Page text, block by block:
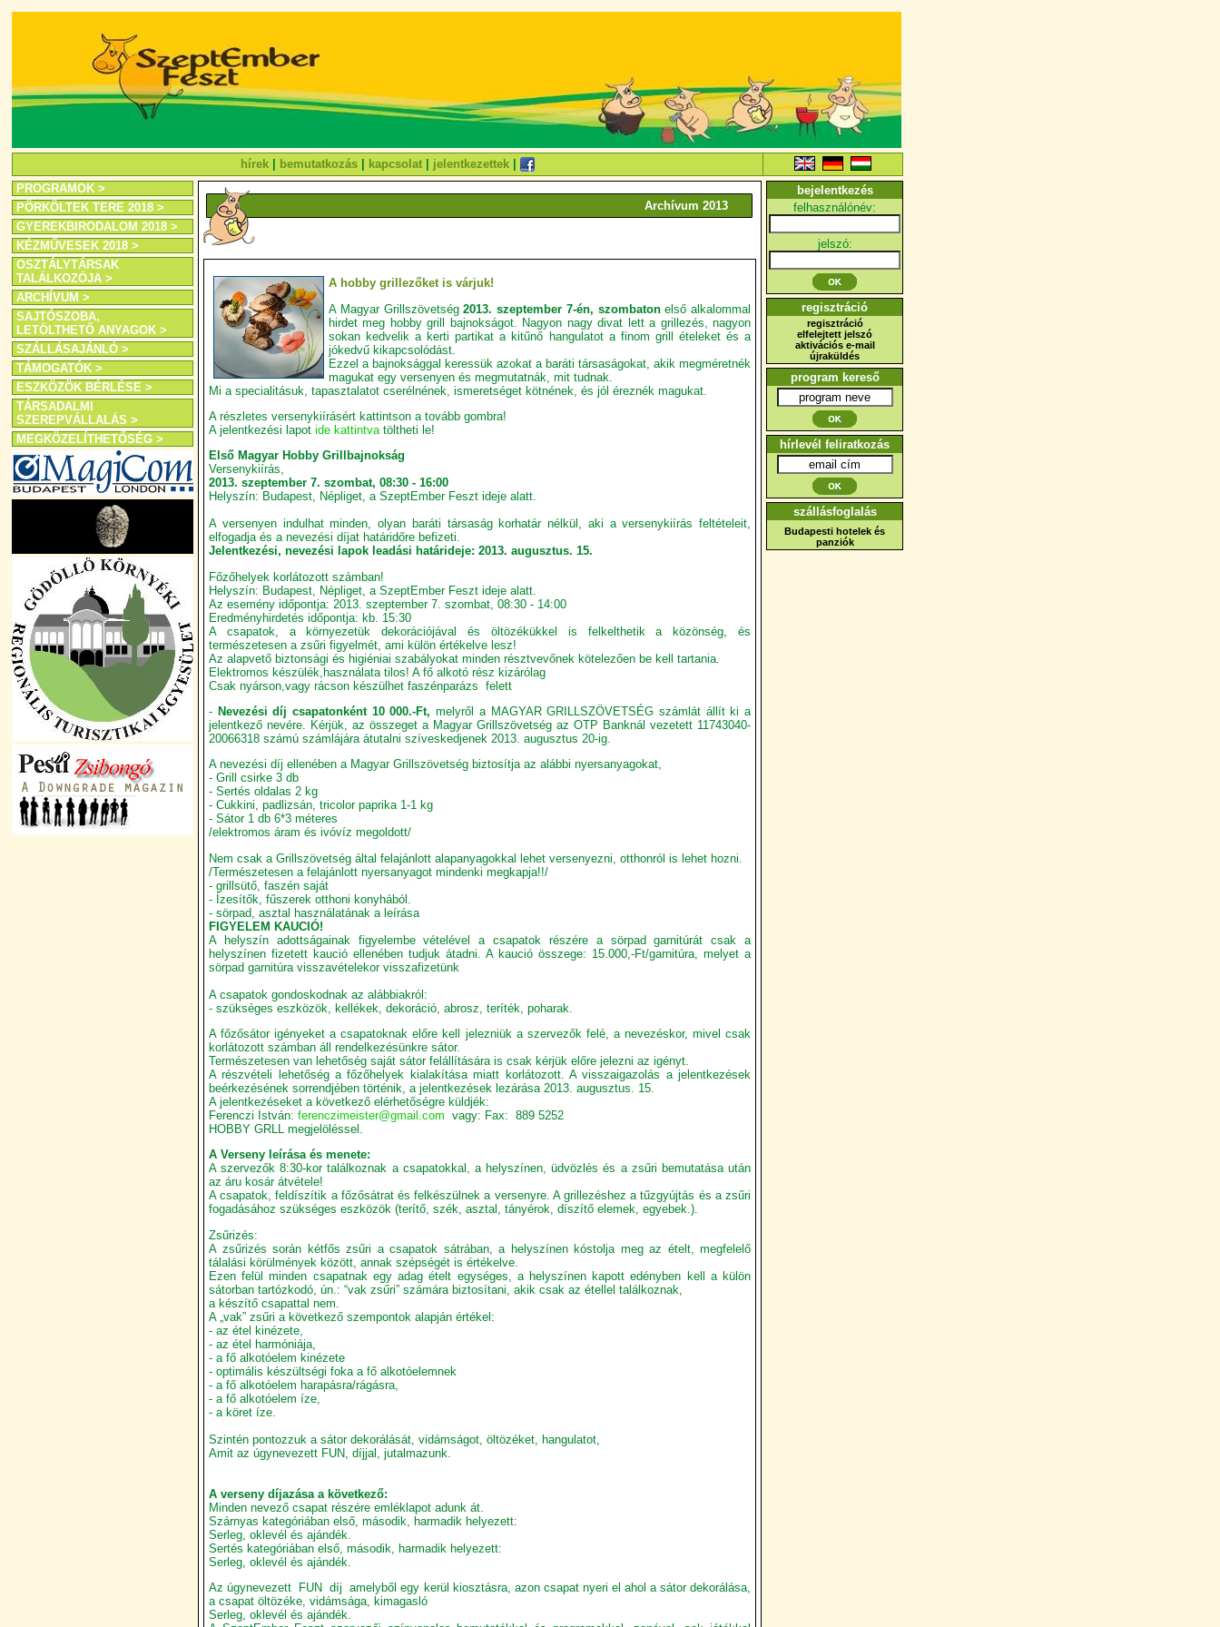
hírek bemutatkozás kapcsolat jelentkezettek
PROGRAMOK >
PÖRKÖLTEK TERE 2018 >
GYEREKBIRODALOM 2018 >
KÉZMŰVESEK 2018 >
OSZTÁLYTÁRSAK
TALÁLKOZÓJA >
ARCHÍVUM >
SAJTÓSZOBA,
LETÖLTHETŐ ANYAGOK >
SZÁLLÁSAJÁNLÓ >
TÁMOGATÓK >
ESZKÖZÖK BÉRLÉSE >
TÁRSADALMI
SZEREPVÁLLALÁS >
MEGKÖZELÍTHETŐSÉG >
Archívum 2013
A hobby grillezőket is várjuk!
A Magyar Grillszövetség2013. szeptember 7-én, szombatonelső alkalommal
hirdet meg hobby grill bajnokságot. Nagyon nagy divat lett a grillezés, nagyon
sokan kedvelik a kerti partikat a kitűnő hangulatot a finom grill ételeket és a
jókedvű kikapcsolódást.
Ezzel a bajnoksággal keressük azokat a baráti társaságokat, akik megméretnék
magukat egy versenyen és megmutatnák, mit tudnak.
Mi a specialitásuk, tapasztalatot cserélnének, ismeretséget kötnének, és jól éreznék magukat.
A részletes versenykiírásért kattintson a tovább gombra!
A jelentkezési lapot ide kattintva töltheti le!
Első Magyar Hobby Grillbajnokság
Versenykiírás,
2013. szeptember 7. szombat, 08:30 - 16:00
Helyszín: Budapest, Népliget, a SzeptEmber Feszt ideje alatt.
A versenyen indulhat minden, olyan baráti társaság korhatár nélkül, aki a versenykiírás feltételeit,
elfogadja és a nevezési díjat határidőre befizeti.
Jelentkezési, nevezési lapok leadási határideje: 2013. augusztus. 15.
Főzőhelyek korlátozott számban!
Helyszín: Budapest, Népliget, a SzeptEmber Feszt ideje alatt.
Az esemény időpontja: 2013. szeptember 7. szombat, 08:30 - 14:00
Eredményhirdetés időpontja: kb. 15:30
A csapatok, a környezetük dekorációjával és öltözékükkel is felkelthetik a közönség, és
természetesen a zsűri figyelmét, ami külön értékelve lesz!
Az alapvető biztonsági és higiéniai szabályokat minden résztvevőnek kötelezően be kell tartania.
Elektromos készülék,használata tilos! A fő alkotó rész kizárólag
Csak nyárson,vagy rácson készülhet faszénparázs felett
- Nevezési díj csapatonként 10 000.-Ft, melyről a MAGYAR GRILLSZÖVETSÉG számlát állít ki a
jelentkező nevére. Kérjük, az összeget a Magyar Grillszövetség az OTP Banknál vezetett 11743040-
20066318 számú számlájára átutalni szíveskedjenek 2013. augusztus 20-ig.
A nevezési díj ellenében a Magyar Grillszövetség biztosítja az alábbi nyersanyagokat,
- Grill csirke 3 db
- Sertés oldalas 2 kg
- Cukkini, padlizsán, tricolor paprika 1-1 kg
- Sátor 1 db 6*3 méteres
/elektromos áram és ivóvíz megoldott/
Nem csak a Grillszövetség által felajánlott alapanyagokkal lehet versenyezni, otthonról is lehet hozni.
/Természetesen a felajánlott nyersanyagot mindenki megkapja!!/
- grillsütő, faszén saját
- Ízesítők, fűszerek otthoni konyhából.
- sörpad, asztal használatának a leírása
FIGYELEM KAUCIÓ!
A helyszín adottságainak figyelembe vételével a csapatok részére a sörpad garnitúrát csak a
helyszínen fizetett kaució ellenében tudjuk átadni. A kaució összege: 15.000,-Ft/garnitúra, melyet a
sörpad garnitúra visszavételekor visszafizetünk
A csapatok gondoskodnak az alábbiakról:
- szükséges eszközök, kellékek, dekoráció, abrosz, teríték, poharak.
A főzősátor igényeket a csapatoknak előre kell jelezniük a szervezők felé, a nevezéskor, mivel csak
korlátozott számban áll rendelkezésünkre sátor.
Természetesen van lehetőség saját sátor felállítására is csak kérjük előre jelezni az igényt.
A részvételi lehetőség a főzőhelyek kialakítása miatt korlátozott. A visszaigazolás a jelentkezések
beérkezésének sorrendjében történik, a jelentkezések lezárása 2013. augusztus. 15.
A jelentkezéseket a következő elérhetőségre küldjék:
Ferenczi István: ferenczimeister@gmail.com vagy: Fax: 889 5252
HOBBY GRLL megjelöléssel.
A Verseny leírása és menete:
A szervezők 8:30-kor találkoznak a csapatokkal, a helyszínen, üdvözlés és a zsűri bemutatása után
az áru kosár átvétele!
A csapatok, feldíszítik a főzősátrat és felkészülnek a versenyre. A grillezéshez a tűzgyújtás és a zsűri
fogadásához szükséges eszközök (terítő, szék, asztal, tányérok, díszítő elemek, egyebek.).
Zsűrizés:
A zsűrizés során kétfős zsűri a csapatok sátrában, a helyszínen kóstolja meg az ételt, megfelelő
tálalási körülmények között, annak szépségét is értékelve.
Ezen felül minden csapatnak egy adag ételt egységes, a helyszínen kapott edényben kell a külön
sátorban tartózkodó, ún.: “vak zsűri” számára biztosítani, akik csak az étellel találkoznak,
a készítő csapattal nem.
A „vak” zsűri a következő szempontok alapján értékel:
- az étel kinézete,
- az étel harmóniája,
- a fő alkotóelem kinézete
- optimális készültségi foka a fő alkotóelemnek
- a fő alkotóelem harapásra/rágásra,
- a fő alkotóelem íze,
- a köret íze.
Szintén pontozzuk a sátor dekorálását, vidámságot, öltözéket, hangulatot,
Amit az úgynevezett FUN, díjjal, jutalmazunk.
A verseny díjazása a következő:
Minden nevező csapat részére emléklapot adunk át.
Szárnyas kategóriában első, második, harmadik helyezett:
Serleg, oklevél és ajándék.
Sertés kategóriában első, második, harmadik helyezett:
Serleg, oklevél és ajándék.
Az úgynevezett FUN díj amelyből egy kerül kiosztásra, azon csapat nyeri el ahol a sátor dekorálása,
a csapat öltözéke, vidámsága, kimagasló
Serleg, oklevél és ajándék.
bejelentkezés
felhasználónév:
jelszó:
regisztráció
regisztráció
elfelejtett jelszó
aktivációs e-mail
újraküldés
program kereső
hírlevél feliratkozás
szállásfoglalás
Budapesti hotelek és
panziók